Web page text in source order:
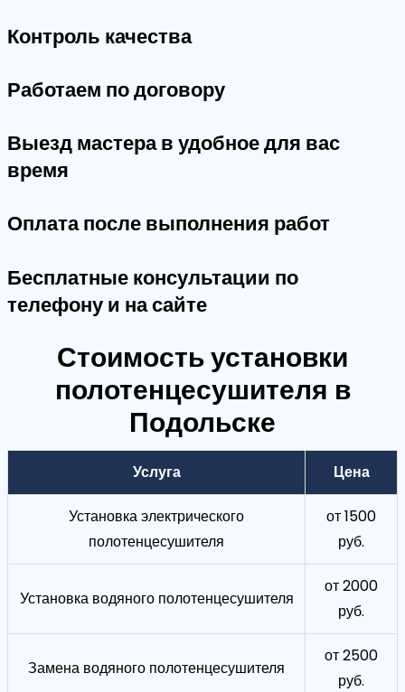
Контроль качества
Работаем по договору
Выезд мастера в удобное для вас
время
Оплата после выполнения работ
Бесплатные консультации по
телефону и на сайте
Стоимость установки
полотенцесушителя в
Подольске
Услуга Цена
Установка электрического
полотенцесушителя
от 1500
руб.
Установка водяного полотенцесушителя
от 2000
руб.
Замена водяного полотенцесушителя
от 2500
руб.